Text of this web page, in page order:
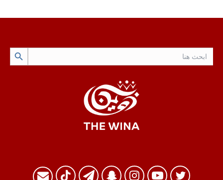
Search
Search Button
تويتر يوتيوبانستقرام
سنابتيلقرامTikTokالبريد